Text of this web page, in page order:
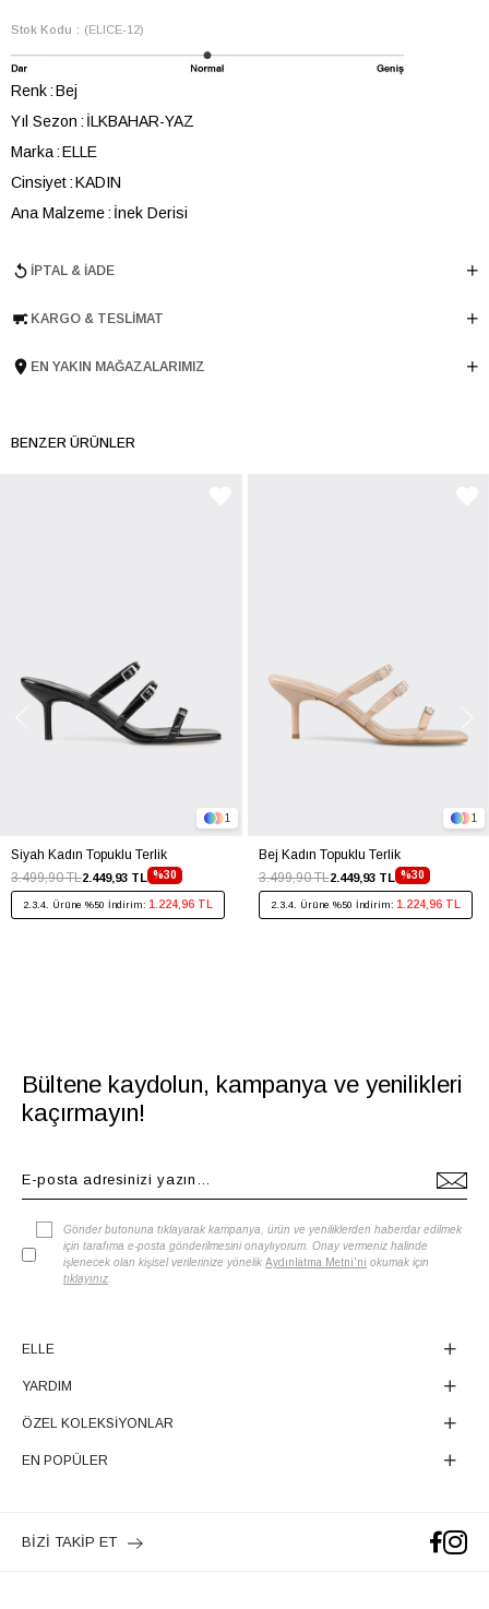
Stok Kodu (ELICE-12)
Renk Bej
Yıl Sezon
İLKBAHAR-YAZ
Marka ELLE
Cinsiyet KADIN
Ana Malzeme İnek Derisi
Topuk Boyu 8 cm
Menşei TURKIYE
İPTAL & İADE
KARGO & TESLIMAT
EN YAKIN MAĞAZALARIMIZ
BENZER ÜRÜNLER
Siyah Kadın Topuklu Terlik
%30
2.449,93 TL
3.499,90 TL
2.3.4. Ürüne %50 İndirim: 1.224,96 TL
1
Bej Kadın Topuklu Terlik
%30
2.449,93 TL
3.499,90 TL
2.3.4. Ürüne %50 İndirim: 1.224,96 TL
1
Bültene kaydolun, kampanya ve yenilikleri
kaçırmayın!
Gönder butonuna tıklayarak kampanya, ürün ve yeniliklerden haberdar edilmek
için tarafıma e-posta gönderilmesini onaylıyorum. Onay vermeniz halinde
işlenecek olan kişisel verilerinize yönelik Aydınlatma Metni'ni okumak için
tıklayınız
ELLE
YARDIM
ÖZEL KOLEKSİYONLAR
EN POPÜLER
BİZİ TAKİP ET